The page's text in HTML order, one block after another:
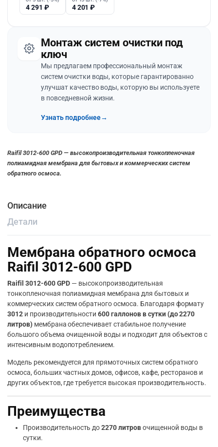
4 291 ₽ 4 201₽
Монтаж систем очистки под
ключ
Мы предлагаем профессиональный монтаж
систем очистки воды, которые гарантированно
улучшат качество воды, которую вы используете
в повседневной жизни.
Узнать подробнее→
Raifil 3012-600 GPD — высокопроизводительная тонкопленочная
полиамидная мембрана для бытовых и коммерческих систем
обратного осмоса.
Описание
Детали
Мембрана обратного осмоса
Raifil 3012-600 GPD
Raifil 3012-600 GPD — высокопроизводительная
тонкопленочная полиамидная мембрана для бытовых и
коммерческих систем обратного осмоса. Благодаря формату
3012и производительности600 галлонов в сутки (до 2270
литров)мембрана обеспечивает стабильное получение
большого объема очищенной воды и подходит для объектов с
интенсивным водопотреблением.
Модель рекомендуется для прямоточных систем обратного
осмоса, больших частных домов, офисов, кафе, ресторанов и
других объектов, где требуется высокая производительность.
Преимущества
Производительность до2270 литровочищенной воды в
сутки.